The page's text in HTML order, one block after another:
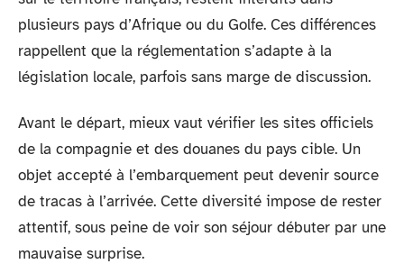
plusieurs pays d’Afrique ou du Golfe. Ces différences
rappellent que la réglementation s’adapte à la
législation locale, parfois sans marge de discussion.
Avant le départ, mieux vaut vérifier les sites officiels
de la compagnie et des douanes du pays cible. Un
objet accepté à l’embarquement peut devenir source
de tracas à l’arrivée. Cette diversité impose de rester
attentif, sous peine de voir son séjour débuter par une
mauvaise surprise.